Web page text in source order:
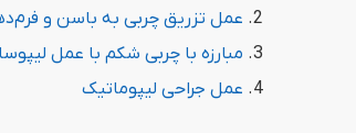
عمل تزریق چربی به باسن و
مبارزه با چربی شکم با عمل
عمل جراحی لیپوماتیک